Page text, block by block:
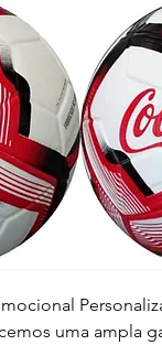
uma ampla